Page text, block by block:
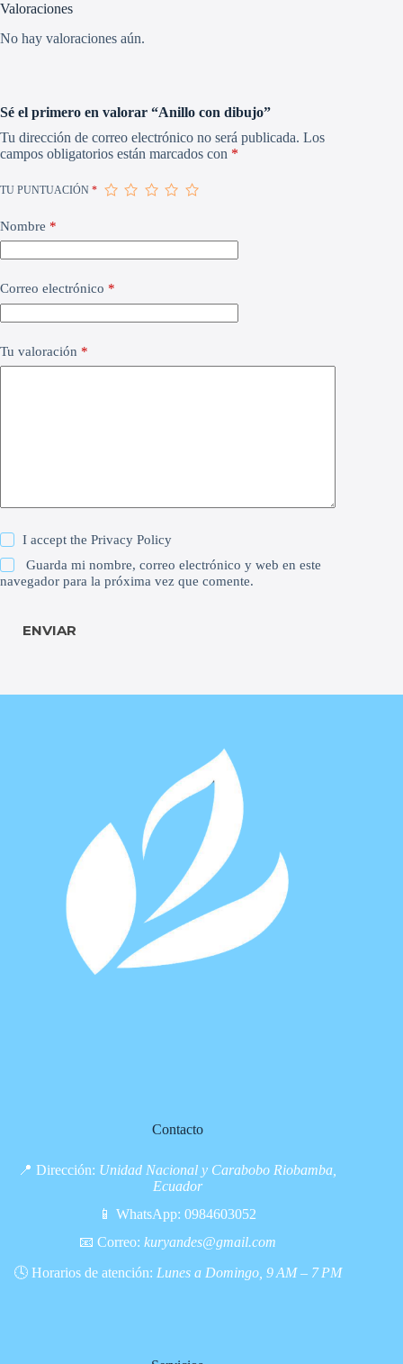
Valoraciones
No hay valoraciones aún.
Sé el primero en valorar “Anillo con dibujo”
Tu dirección de correo electrónico no será publicada. Los
campos obligatorios están marcados con *
TU PUNTUACIÓN *
Nombre *
Correo electrónico *
Tu valoración *
I accept thePrivacy Policy
Guarda mi nombre, correo electrónico y web en este
navegador para la próxima vez que comente.
ENVIAR
Contacto
📍 Dirección: Unidad Nacional y Carabobo Riobamba,
Ecuador
📱 WhatsApp:0984603052
📧 Correo: kuryandes@gmail.com
🕓 Horarios de atención: Lunes a Domingo, 9 AM – 7 PM